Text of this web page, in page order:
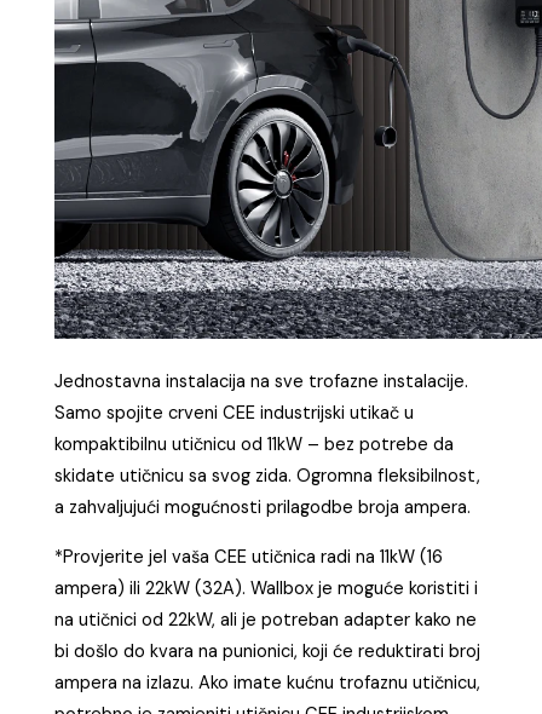
Jednostavna instalacija na sve trofazne instalacije.
Samo spojite crveni CEE industrijski utikač u
kompaktibilnu utičnicu od 11kW – bez potrebe da
skidate utičnicu sa svog zida. Ogromna fleksibilnost,
a zahvaljujući mogućnosti prilagodbe broja ampera.
*Provjerite jel vaša CEE utičnica radi na 11kW (16
ampera) ili 22kW (32A). Wallbox je moguće koristiti i
na utičnici od 22kW, ali je potreban adapter kako ne
bi došlo do kvara na punionici, koji će reduktirati broj
ampera na izlazu. Ako imate kućnu trofaznu utičnicu,